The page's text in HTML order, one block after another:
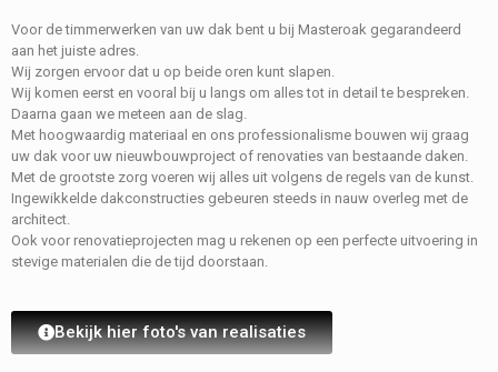
Voor de timmerwerken van uw dak bent u bij Masteroak gegarandeerd
aan het juiste adres.
Wij zorgen ervoor dat u op beide oren kunt slapen.
Wij komen eerst en vooral bij u langs om alles tot in detail te bespreken.
Daarna gaan we meteen aan de slag.
Met hoogwaardig materiaal en ons professionalisme bouwen wij graag
uw dak voor uw nieuwbouwproject of renovaties van bestaande daken.
Met de grootste zorg voeren wij alles uit volgens de regels van de kunst.
Ingewikkelde dakconstructies gebeuren steeds in nauw overleg met de
architect.
Ook voor renovatieprojecten mag u rekenen op een perfecte uitvoering in
stevige materialen die de tijd doorstaan.
Bekijk hier foto's van realisaties